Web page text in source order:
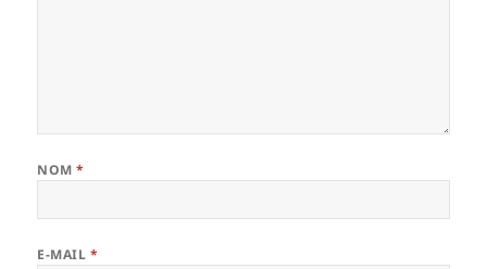
NOM*
E-MAIL *